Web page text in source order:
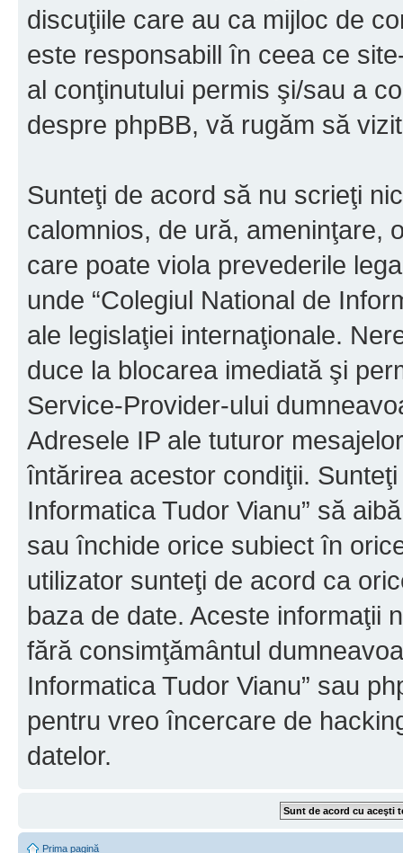
discuţiile care au ca mijloc de
este responsabill în ceea ce
al conţinutului permis şi/sau a
despre phpBB, vă rugăm să
Sunteţi de acord să nu scrieţi
calomnios, de ură, ameninţare,
care poate viola prevederile
unde “Colegiul National de
ale legislaţiei internaţionale.
duce la blocarea imediată şi
Service-Provider-ului
Adresele IP ale tuturor
întărirea acestor condiţii.
Informatica Tudor Vianu” să
sau închide orice subiect în
utilizator sunteţi de acord ca
baza de date. Aceste informaţii
fără consimţământul
Informatica Tudor Vianu” sau
pentru vreo încercare de
datelor.
Prima pagină